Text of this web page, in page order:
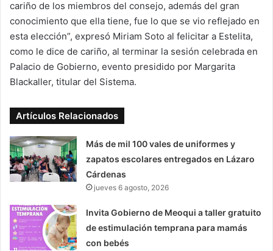
cariño de los miembros del consejo, además del gran
conocimiento que ella tiene, fue lo que se vio reflejado en
esta elección”, expresó Miriam Soto al felicitar a Estelita,
como le dice de cariño, al terminar la sesión celebrada en
Palacio de Gobierno, evento presidido por Margarita
Blackaller, titular del Sistema.
Artículos Relacionados
Más de mil 100 vales de uniformes y
zapatos escolares entregados en Lázaro
Cárdenas
jueves 6 agosto, 2026
Invita Gobierno de Meoqui a taller gratuito
de estimulación temprana para mamás
con bebés